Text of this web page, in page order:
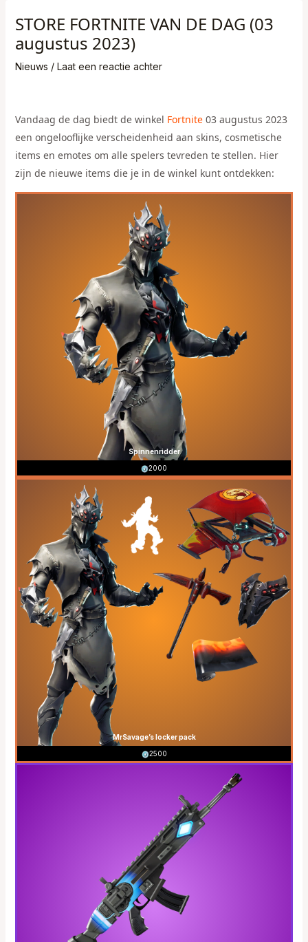
STORE FОRTNІTЕ VAN DE DAG (03
augustus 2023)
Nieuws / Laat een reactie achter
Vandaag de dag biedt de winkel Fortnite03 augustus 2023
een ongelooflijke verscheidenheid aan skins, cosmetische
items en emotes om alle spelers tevreden te stellen. Hier
zijn de nieuwe items die je in de winkel kunt ontdekken:
Spinnenridder
2000
MrSavage’s locker pack
2500